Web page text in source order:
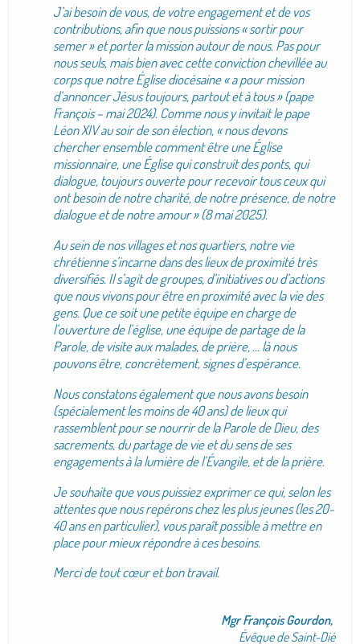
J’ai besoin de vous, de votre engagement et de vos
contributions, afin que nous puissions « sortir pour
semer » et porter la mission autour de nous. Pas pour
nous seuls, mais bien avec cette conviction chevillée au
corps que notre Église diocésaine « a pour mission
d’annoncer Jésus toujours, partout et à tous » (pape
François – mai 2024). Comme nous y invitait le pape
Léon XIV au soir de son élection, « nous devons
chercher ensemble comment être une Église
missionnaire, une Église qui construit des ponts, qui
dialogue, toujours ouverte pour recevoir tous ceux qui
ont besoin de notre charité, de notre présence, de notre
dialogue et de notre amour » (8 mai 2025).
Au sein de nos villages et nos quartiers, notre vie
chrétienne s’incarne dans des lieux de proximité très
diversifiés. Il s’agit de groupes, d’initiatives ou d’actions
que nous vivons pour être en proximité avec la vie des
gens. Que ce soit une petite équipe en charge de
l’ouverture de l’église, une équipe de partage de la
Parole, de visite aux malades, de prière, … là nous
pouvons être, concrètement, signes d’espérance.
Nous constatons également que nous avons besoin
(spécialement les moins de 40 ans) de lieux qui
rassemblent pour se nourrir de la Parole de Dieu, des
sacrements, du partage de vie et du sens de ses
engagements à la lumière de l’Évangile, et de la prière.
Je souhaite que vous puissiez exprimer ce qui, selon les
attentes que nous repérons chez les plus jeunes (les 20-
40 ans en particulier), vous paraît possible à mettre en
place pour mieux répondre à ces besoins.
Merci de tout cœur et bon travail.
Mgr François Gourdon,
Évêque de Saint-Dié